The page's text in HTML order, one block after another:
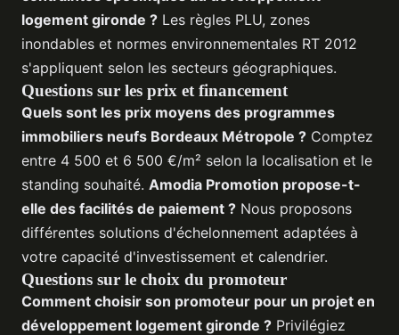
logement gironde ? Les règles PLU, zones
inondables et normes environnementales RT 2012
s'appliquent selon les secteurs géographiques.
Questions sur les prix et financement
Quels sont les prix moyens des programmes
immobiliers neufs Bordeaux Métropole ? Comptez
entre 4 500 et 6 500 €/m² selon la localisation et le
standing souhaité. Amodia Promotion propose-t-
elle des facilités de paiement ? Nous proposons
différentes solutions d'échelonnement adaptées à
votre capacité d'investissement et calendrier.
Questions sur le choix du promoteur
Comment choisir son promoteur pour un projet en
développement logement gironde ? Privilégiez